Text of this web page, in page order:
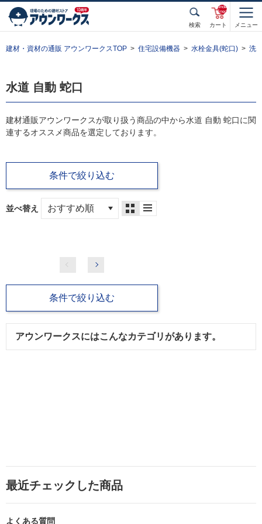
検索 カート
unde
fined
メニュー
建材・資材の通販 アウンワークスTOP 住宅設備機器 水栓金具(蛇口) 洗
水道 自動 蛇口
建材通販アウンワークスが取り扱う商品の中から水道 自動 蛇口に関
連するオススメ商品を選定しております。
条件で絞り込む
並べ替え
条件で絞り込む
アウンワークスにはこんなカテゴリがあります。
最近チェックした商品
よくある質問